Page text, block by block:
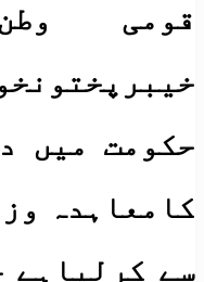
قومی
حکومت میں
کامعاہدہ
سے کرلیاہے